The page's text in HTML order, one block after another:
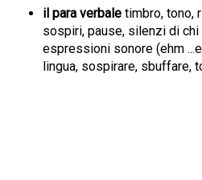
il para verbaletimbro, tono,
sospiri, pause, silenzi di chi
espressioni sonore (ehm
lingua, sospirare, sbuffare,